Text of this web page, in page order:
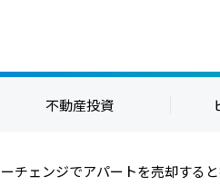
不動産投資
チェンジでアパートを売却する